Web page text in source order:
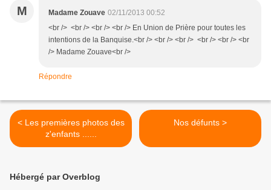
M Madame Zouave 02/11/2013 00:52
<br /> <br /> <br /> <br /> En Union de Prière pour toutes les
intentions de la Banquise.<br /> <br /> <br /> <br /> <br /> <br
/> Madame Zouave<br />
Répondre
< Les premières photos des
z'enfants ......
Nos défunts >
Hébergé par Overblog